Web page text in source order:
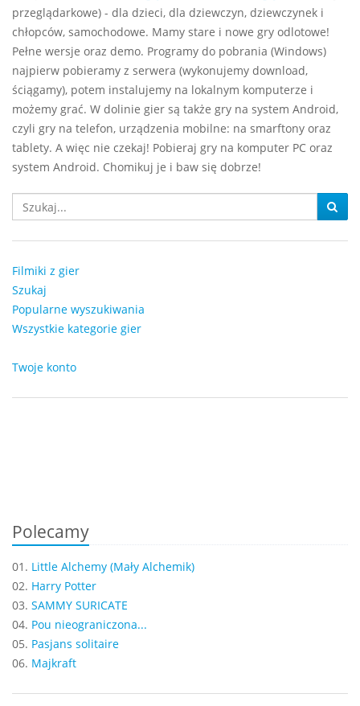
przeglądarkowe) - dla dzieci, dla dziewczyn, dziewczynek i
chłopców, samochodowe. Mamy stare i nowe gry odlotowe!
Pełne wersje oraz demo. Programy do pobrania (Windows)
najpierw pobieramy z serwera (wykonujemy download,
ściągamy), potem instalujemy na lokalnym komputerze i
możemy grać. W dolinie gier są także gry na system Android,
czyli gry na telefon, urządzenia mobilne: na smarftony oraz
tablety. A więc nie czekaj! Pobieraj gry na komputer PC oraz
system Android. Chomikuj je i baw się dobrze!
Filmiki z gier
Szukaj
Popularne wyszukiwania
Wszystkie kategorie gier
Twoje konto
Polecamy
01. Little Alchemy (Mały Alchemik)
02. Harry Potter
03. SAMMY SURICATE
04. Pou nieograniczona...
05. Pasjans solitaire
06. Majkraft